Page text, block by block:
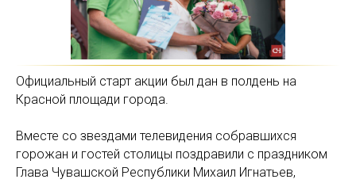
Официальный старт акции был дан в полдень на
Красной площади города.
Вместе со звездами телевидения собравшихся
горожан и гостей столицы поздравили с праздником
Глава Чувашской Республики Михаил Игнатьев,